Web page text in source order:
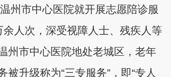
州市中心医院就开展志愿陪诊服
人次，深受视障人士、残疾人等
州市中心医院地处老城区，老年
被升级称为“三专服务”，即“专人